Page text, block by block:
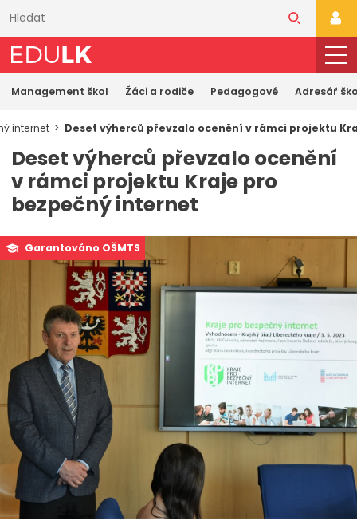
obsahu
Management škol Žáci a rodiče Pedagogové Adresář
internet Deset výherců převzalo ocenění v rámci projektu
Deset výherců převzalo ocenění
v rámci projektu Kraje pro
bezpečný internet
Garantováno OŠMTS